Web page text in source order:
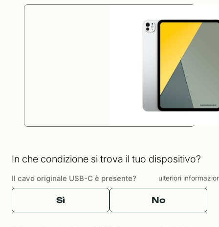
In che condizione si trova il tuo dispositivo?
Il cavo originale USB-C è presente? ulteriori
Sì No